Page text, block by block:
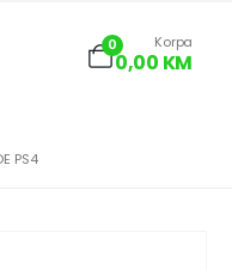
0 Korpa
0,00 KM
PS4